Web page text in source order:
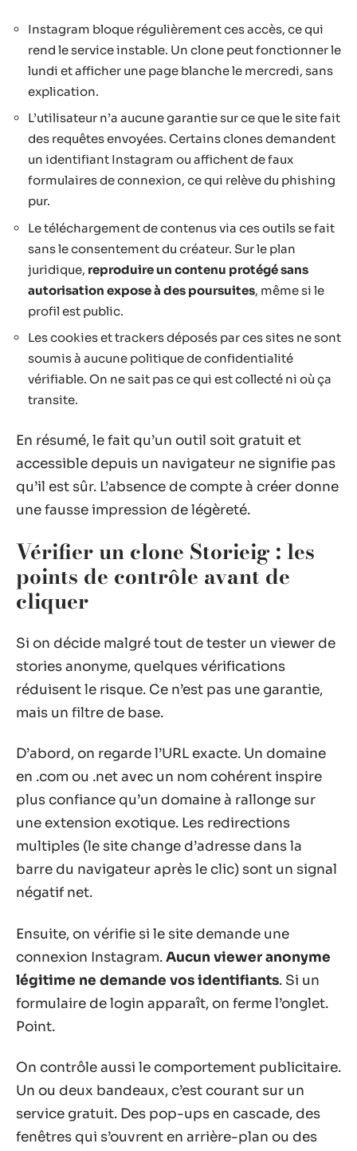
Instagram bloque régulièrement ces accès, ce qui
rend le service instable. Un clone peut fonctionner le
lundi et afficher une page blanche le mercredi, sans
explication.
L’utilisateur n’a aucune garantie sur ce que le site fait
des requêtes envoyées. Certains clones demandent
un identifiant Instagram ou affichent de faux
formulaires de connexion, ce qui relève du phishing
pur.
Le téléchargement de contenus via ces outils se fait
sans le consentement du créateur. Sur le plan
juridique, reproduire un contenu protégé sans
autorisation expose à des poursuites, même si le
profil est public.
Les cookies et trackers déposés par ces sites ne sont
soumis à aucune politique de confidentialité
vérifiable. On ne sait pas ce qui est collecté ni où ça
transite.
En résumé, le fait qu’un outil soit gratuit et
accessible depuis un navigateur ne signifie pas
qu’il est sûr. L’absence de compte à créer donne
une fausse impression de légèreté.
Vérifier un clone Storieig : les
points de contrôle avant de
cliquer
Si on décide malgré tout de tester un viewer de
stories anonyme, quelques vérifications
réduisent le risque. Ce n’est pas une garantie,
mais un filtre de base.
D’abord, on regarde l’URL exacte. Un domaine
en .com ou .net avec un nom cohérent inspire
plus confiance qu’un domaine à rallonge sur
une extension exotique. Les redirections
multiples (le site change d’adresse dans la
barre du navigateur après le clic) sont un signal
négatif net.
Ensuite, on vérifie si le site demande une
connexion Instagram.Aucun viewer anonyme
légitime ne demande vos identifiants. Si un
formulaire de login apparaît, on ferme l’onglet.
Point.
On contrôle aussi le comportement publicitaire.
Un ou deux bandeaux, c’est courant sur un
service gratuit. Des pop-ups en cascade, des
fenêtres qui s’ouvrent en arrière-plan ou des